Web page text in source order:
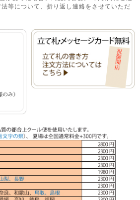
等について、折り返し連絡をさせていただ